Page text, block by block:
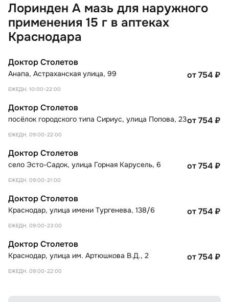
Лоринден А мазь для наружного
применения 15 г в аптеках
Краснодара
Доктор Столетов
Анапа, Астраханская улица, 99
ЕЖЕДН. 10:00-22:00
от 754₽
Доктор Столетов
посёлок городского типа Сириус, улица Попова, 23
ЕЖЕДН. 09:00-22:00
от 754₽
Доктор Столетов
село Эсто-Садок, улица Горная Карусель, 6
ЕЖЕДН. 09:00-21:00
от 754₽
Доктор Столетов
Краснодар, улица имени Тургенева, 138/6
ЕЖЕДН. 09:00-23:00
от 754₽
Доктор Столетов
Краснодар, улица им. Артюшкова В.Д., 2
ЕЖЕДН. 09:00-22:00
от 754₽